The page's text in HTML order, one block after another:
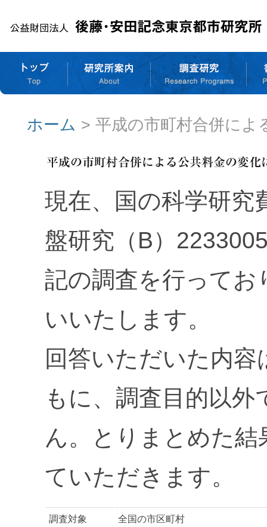
ホーム > 平成の市町村合併によ
現在、国の科学研究
盤研究（B）
記の調査を行って
いいたします。
回答いただいた内
もに、調査目的以
ん。とりまとめた
ていただきます。
調査対象 全国の市区町村